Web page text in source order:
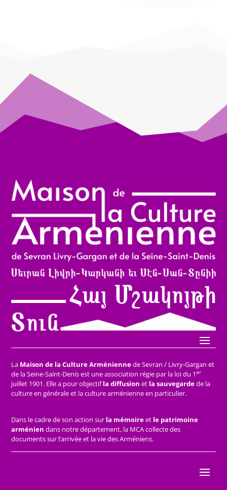
La Maison de la Culture Arméniennede Sevran / Livry-Gargan et
de la Seine-Saint-Denis est une association régie par la loi du 1er
juillet 1901. Elle a pour objectifla diffusion et la sauvegardede la
culture en générale et la culture arménienne en particulier.
Dans le cadre de son action sur la mémoireet le patrimoine
arménien dans notre département, la MCA collecte des
documents sur l’arrivée et la vie des Arméniens.